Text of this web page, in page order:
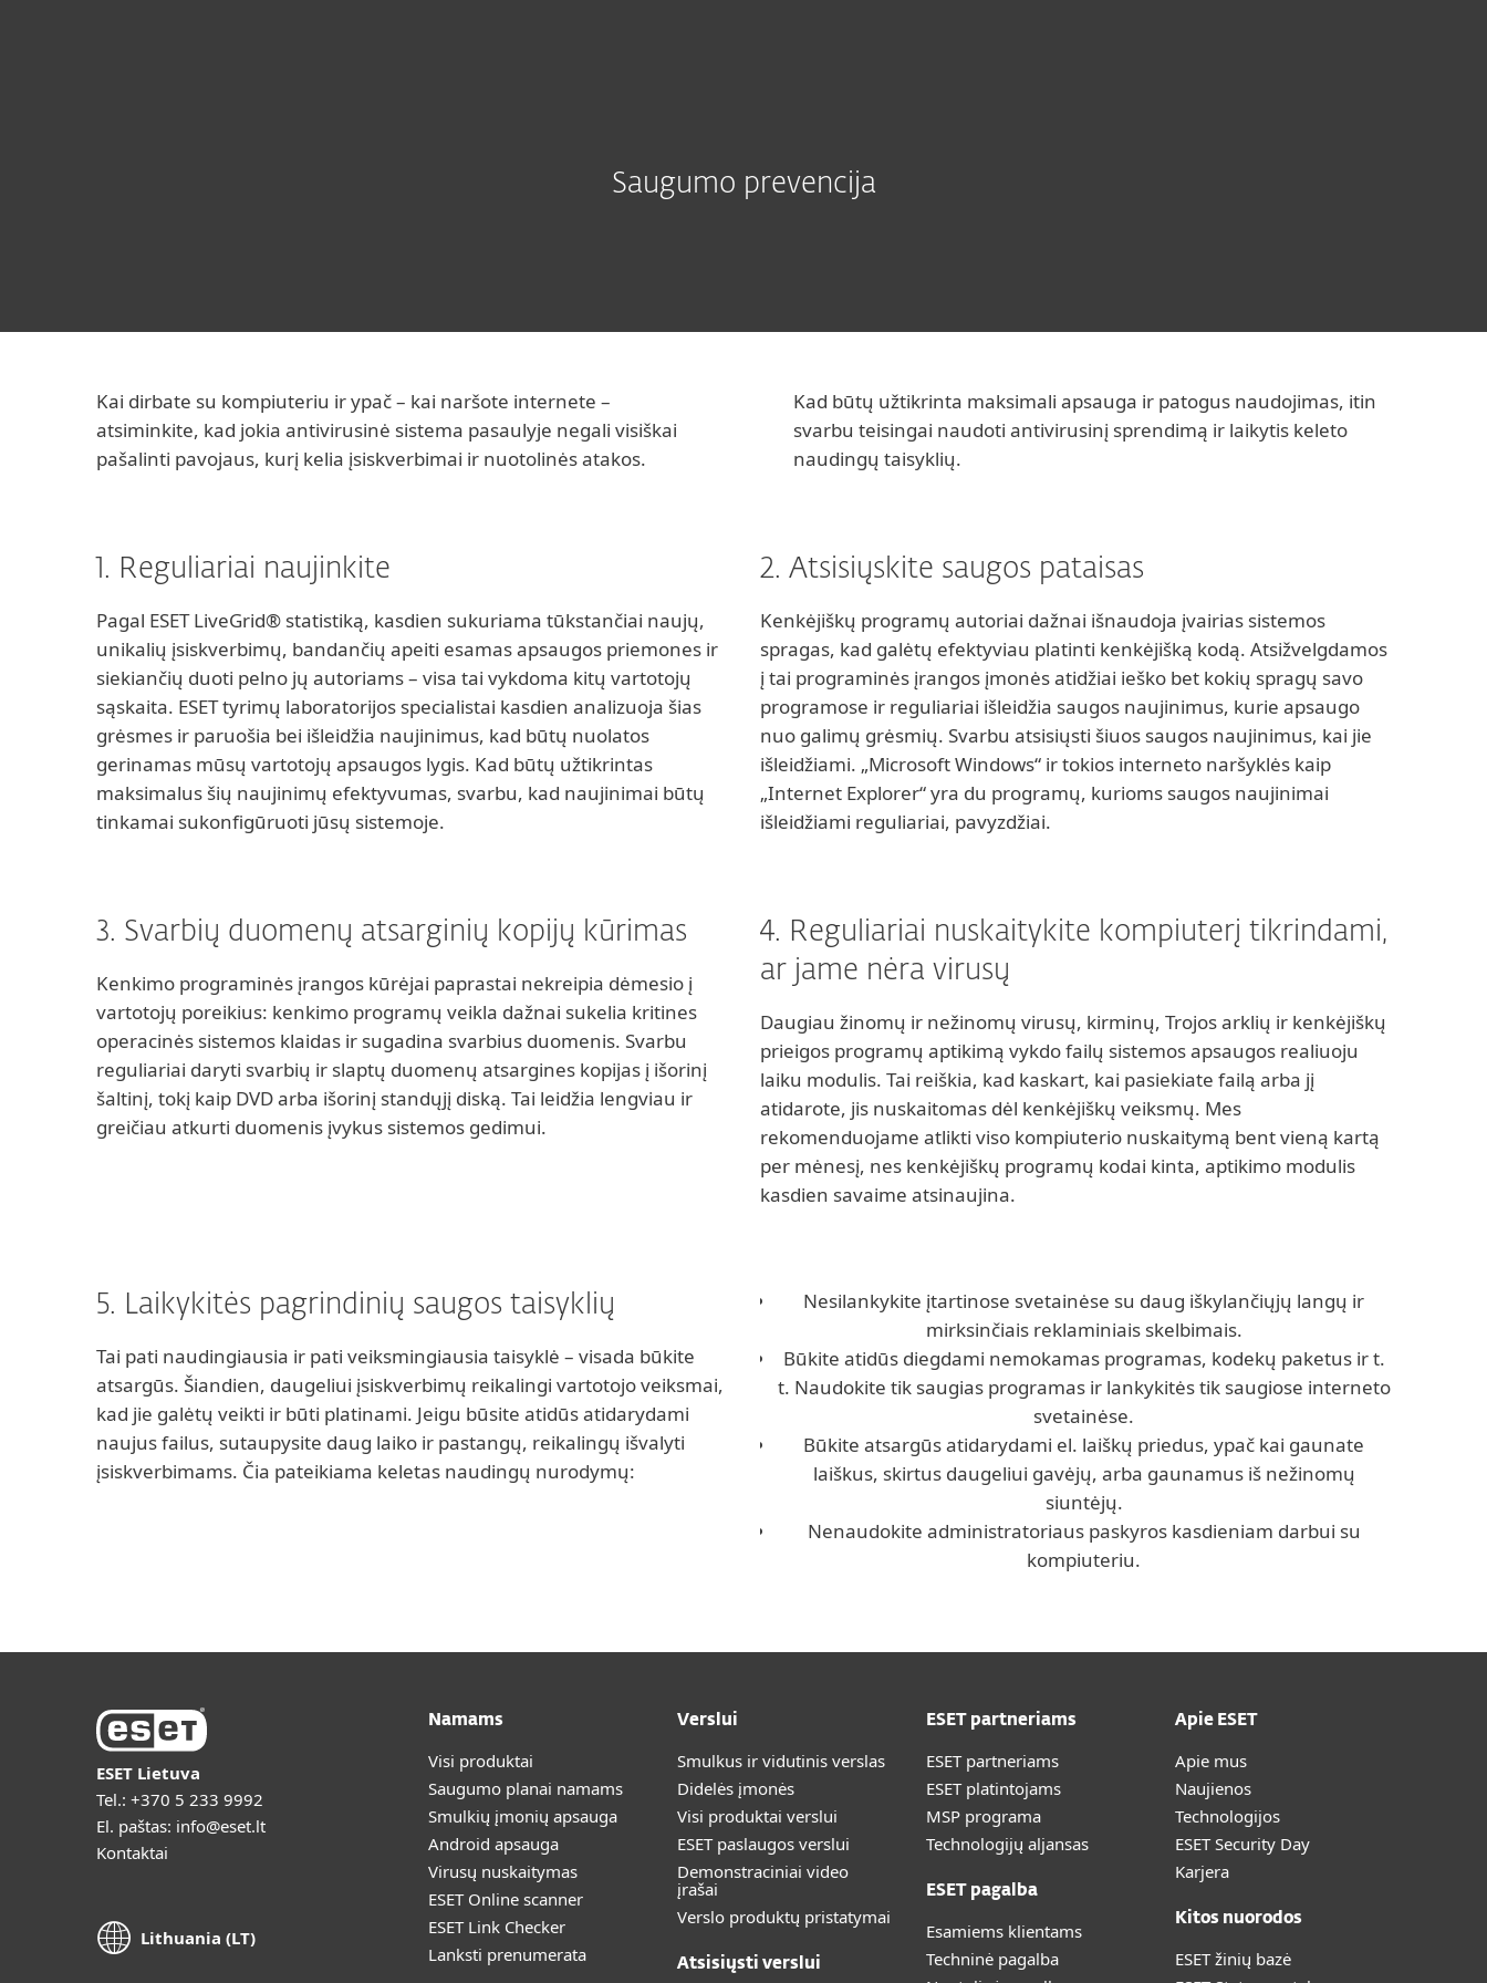
Saugumo prevencija
Kai dirbate su kompiuteriu ir ypač – kai naršote internete –
atsiminkite, kad jokia antivirusinė sistema pasaulyje negali visiškai
pašalinti pavojaus, kurį kelia įsiskverbimai ir nuotolinės atakos.
Kad būtų užtikrinta maksimali apsauga ir patogus naudojimas, itin
svarbu teisingai naudoti antivirusinį sprendimą ir laikytis keleto
naudingų taisyklių.
1. Reguliariai naujinkite
Pagal ESET LiveGrid® statistiką, kasdien sukuriama tūkstančiai naujų,
unikalių įsiskverbimų, bandančių apeiti esamas apsaugos priemones ir
siekiančių duoti pelno jų autoriams – visa tai vykdoma kitų vartotojų
sąskaita. ESET tyrimų laboratorijos specialistai kasdien analizuoja šias
grėsmes ir paruošia bei išleidžia naujinimus, kad būtų nuolatos
gerinamas mūsų vartotojų apsaugos lygis. Kad būtų užtikrintas
maksimalus šių naujinimų efektyvumas, svarbu, kad naujinimai būtų
tinkamai sukonfigūruoti jūsų sistemoje.
2. Atsisiųskite saugos pataisas
Kenkėjiškų programų autoriai dažnai išnaudoja įvairias sistemos
spragas, kad galėtų efektyviau platinti kenkėjišką kodą. Atsižvelgdamos
į tai programinės įrangos įmonės atidžiai ieško bet kokių spragų savo
programose ir reguliariai išleidžia saugos naujinimus, kurie apsaugo
nuo galimų grėsmių. Svarbu atsisiųsti šiuos saugos naujinimus, kai jie
išleidžiami. „Microsoft Windows“ ir tokios interneto naršyklės kaip
„Internet Explorer“ yra du programų, kurioms saugos naujinimai
išleidžiami reguliariai, pavyzdžiai.
3. Svarbių duomenų atsarginių kopijų kūrimas
Kenkimo programinės įrangos kūrėjai paprastai nekreipia dėmesio į
vartotojų poreikius: kenkimo programų veikla dažnai sukelia kritines
operacinės sistemos klaidas ir sugadina svarbius duomenis. Svarbu
reguliariai daryti svarbių ir slaptų duomenų atsargines kopijas į išorinį
šaltinį, tokį kaip DVD arba išorinį standųjį diską. Tai leidžia lengviau ir
greičiau atkurti duomenis įvykus sistemos gedimui.
4. Reguliariai nuskaitykite kompiuterį tikrindami,
ar jame nėra virusų
Daugiau žinomų ir nežinomų virusų, kirminų, Trojos arklių ir kenkėjiškų
prieigos programų aptikimą vykdo failų sistemos apsaugos realiuoju
laiku modulis. Tai reiškia, kad kaskart, kai pasiekiate failą arba jį
atidarote, jis nuskaitomas dėl kenkėjiškų veiksmų. Mes
rekomenduojame atlikti viso kompiuterio nuskaitymą bent vieną kartą
per mėnesį, nes kenkėjiškų programų kodai kinta, aptikimo modulis
kasdien savaime atsinaujina.
5. Laikykitės pagrindinių saugos taisyklių
Tai pati naudingiausia ir pati veiksmingiausia taisyklė – visada būkite
atsargūs. Šiandien, daugeliui įsiskverbimų reikalingi vartotojo veiksmai,
kad jie galėtų veikti ir būti platinami. Jeigu būsite atidūs atidarydami
naujus failus, sutaupysite daug laiko ir pastangų, reikalingų išvalyti
įsiskverbimams. Čia pateikiama keletas naudingų nurodymų:
Nesilankykite įtartinose svetainėse su daug iškylančiųjų langų ir
mirksinčiais reklaminiais skelbimais.
Būkite atidūs diegdami nemokamas programas, kodekų paketus ir t.
t. Naudokite tik saugias programas ir lankykitės tik saugiose interneto
svetainėse.
Būkite atsargūs atidarydami el. laiškų priedus, ypač kai gaunate
laiškus, skirtus daugeliui gavėjų, arba gaunamus iš nežinomų
siuntėjų.
Nenaudokite administratoriaus paskyros kasdieniam darbui su
kompiuteriu.
ESET Lietuva
Tel.: +370 5 233 9992
El. paštas: info@eset.lt
Kontaktai
Lithuania (LT)
Namams
Visi produktai
Saugumo planai namams
Smulkių įmonių apsauga
Android apsauga
Virusų nuskaitymas
ESET Online scanner
ESET Link Checker
Lanksti prenumerata
Verslui
Smulkus ir vidutinis verslas
Didelės įmonės
Visi produktai verslui
ESET paslaugos verslui
Demonstraciniai video
įrašai
Verslo produktų pristatymai
Atsisiųsti verslui
ESET partneriams
ESET partneriams
ESET platintojams
MSP programa
Technologijų aljansas
ESET pagalba
Esamiems klientams
Techninė pagalba
Apie ESET
Apie mus
Naujienos
Technologijos
ESET Security Day
Karjera
Kitos nuorodos
ESET žinių bazė